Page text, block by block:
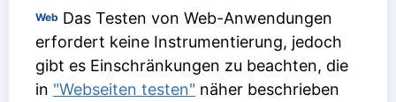
Web Das Testen von Web-Anwendungen
erfordert keine Instrumentierung, jedoch
gibt es Einschränkungen zu beachten, die
in "Webseiten testen" näher beschrieben